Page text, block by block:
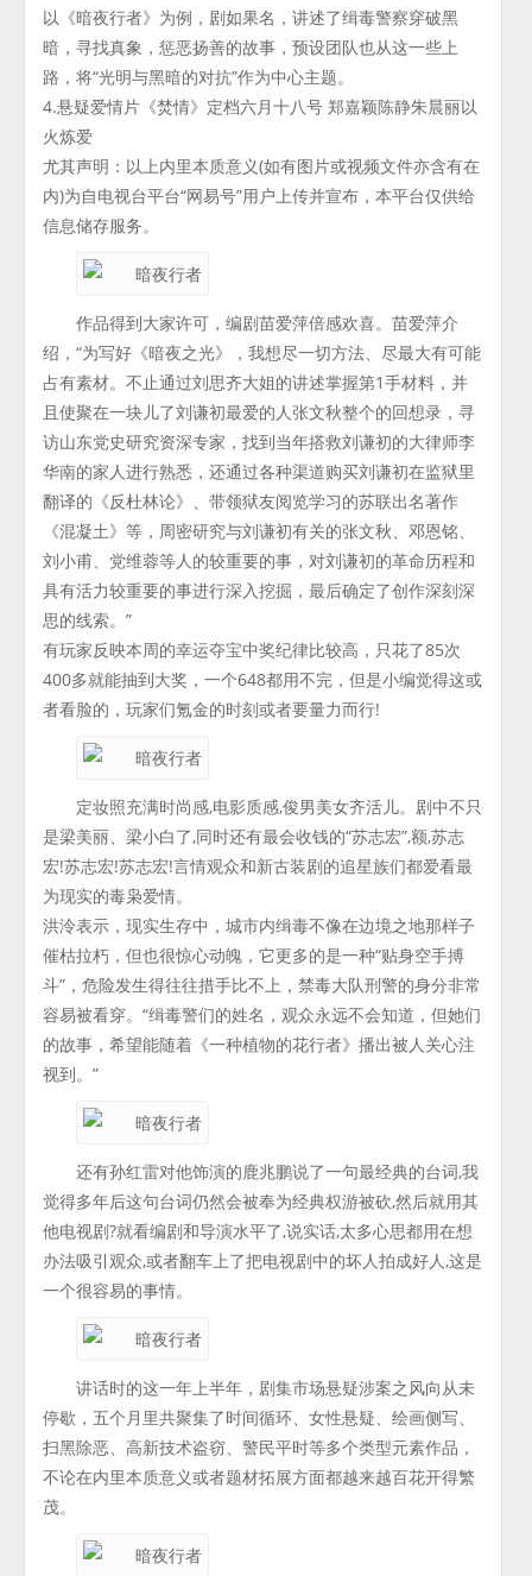
以《暗夜行者》为例，剧如果名，讲述了缉毒警察穿破黑
暗，寻找真象，惩恶扬善的故事，预设团队也从这一些上
路，将“光明与黑暗的对抗”作为中心主题。
4.悬疑爱情片《焚情》定档六月十八号 郑嘉颖陈静朱晨丽以
火炼爱
尤其声明：以上内里本质意义(如有图片或视频文件亦含有在
内)为自电视台平台“网易号”用户上传并宣布，本平台仅供给
信息储存服务。
作品得到大家许可，编剧苗爱萍倍感欢喜。苗爱萍介
绍，“为写好《暗夜之光》，我想尽一切方法、尽最大有可能
占有素材。不止通过刘思齐大姐的讲述掌握第1手材料，并
且使聚在一块儿了刘谦初最爱的人张文秋整个的回想录，寻
访山东党史研究资深专家，找到当年搭救刘谦初的大律师李
华南的家人进行熟悉，还通过各种渠道购买刘谦初在监狱里
翻译的《反杜林论》、带领狱友阅览学习的苏联出名著作
《混凝土》等，周密研究与刘谦初有关的张文秋、邓恩铭、
刘小甫、党维蓉等人的较重要的事，对刘谦初的革命历程和
具有活力较重要的事进行深入挖掘，最后确定了创作深刻深
思的线索。”
有玩家反映本周的幸运夺宝中奖纪律比较高，只花了85次
400多就能抽到大奖，一个648都用不完，但是小编觉得这或
者看脸的，玩家们氪金的时刻或者要量力而行!
定妆照充满时尚感,电影质感,俊男美女齐活儿。剧中不只
是梁美丽、梁小白了,同时还有最会收钱的“苏志宏”,额,苏志
宏!苏志宏!苏志宏!言情观众和新古装剧的追星族们都爱看最
为现实的毒枭爱情。
洪泠表示，现实生存中，城市内缉毒不像在边境之地那样子
催枯拉朽，但也很惊心动魄，它更多的是一种“贴身空手搏
斗”，危险发生得往往措手比不上，禁毒大队刑警的身分非常
容易被看穿。“缉毒警们的姓名，观众永远不会知道，但她们
的故事，希望能随着《一种植物的花行者》播出被人关心注
视到。”
还有孙红雷对他饰演的鹿兆鹏说了一句最经典的台词,我
觉得多年后这句台词仍然会被奉为经典权游被砍,然后就用其
他电视剧?就看编剧和导演水平了,说实话,太多心思都用在想
办法吸引观众,或者翻车上了把电视剧中的坏人拍成好人,这是
一个很容易的事情。
讲话时的这一年上半年，剧集市场悬疑涉案之风向从未
停歇，五个月里共聚集了时间循环、女性悬疑、绘画侧写、
扫黑除恶、高新技术盗窃、警民平时等多个类型元素作品，
不论在内里本质意义或者题材拓展方面都越来越百花开得繁
茂。